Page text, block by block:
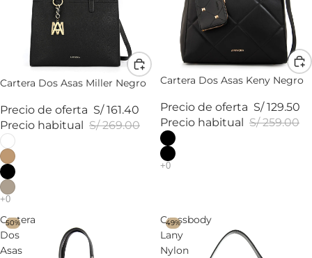
Cartera Dos Asas Miller Negro
Precio de oferta S/ 161.40
Precio habitual S/ 269.00
Cartera Dos Asas Keny Negro
Precio de oferta S/ 129.50
Precio habitual S/ 259.00
Cartera
Dos
Asas
50%
Crossbody
Lany
Nylon
49%